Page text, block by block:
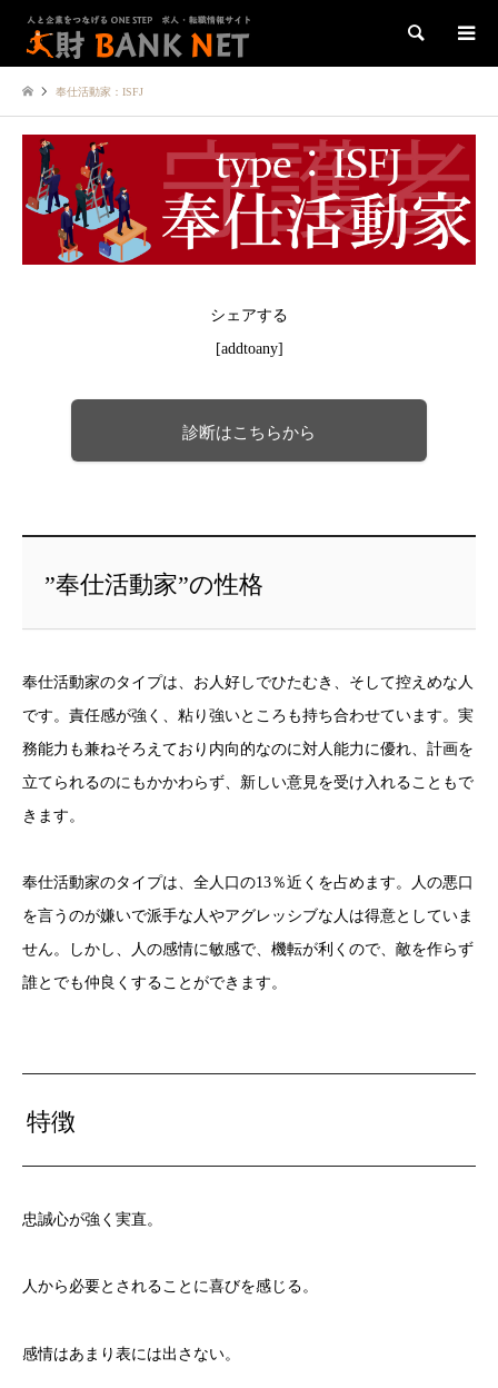
検索
奉仕活動家：ISFJ
シェアする
[addtoany]
診断はこちらから
”奉仕活動家”の性格
奉仕活動家のタイプは、お人好しでひたむき、そして控えめな人
です。責任感が強く、粘り強いところも持ち合わせています。実
務能力も兼ねそろえており内向的なのに対人能力に優れ、計画を
立てられるのにもかかわらず、新しい意見を受け入れることもで
きます。
奉仕活動家のタイプは、全人口の13％近くを占めます。人の悪口
を言うのが嫌いで派手な人やアグレッシブな人は得意としていま
せん。しかし、人の感情に敏感で、機転が利くので、敵を作らず
誰とでも仲良くすることができます。
特徴
忠誠心が強く実直。
人から必要とされることに喜びを感じる。
感情はあまり表には出さない。